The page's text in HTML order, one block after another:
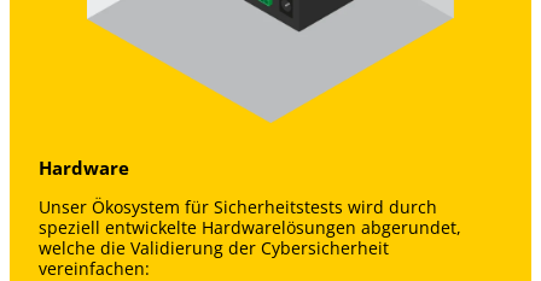
Hardware
Unser Ökosystem für Sicherheitstests wird durch
speziell entwickelte Hardwarelösungen abgerundet,
welche die Validierung der Cybersicherheit
vereinfachen: